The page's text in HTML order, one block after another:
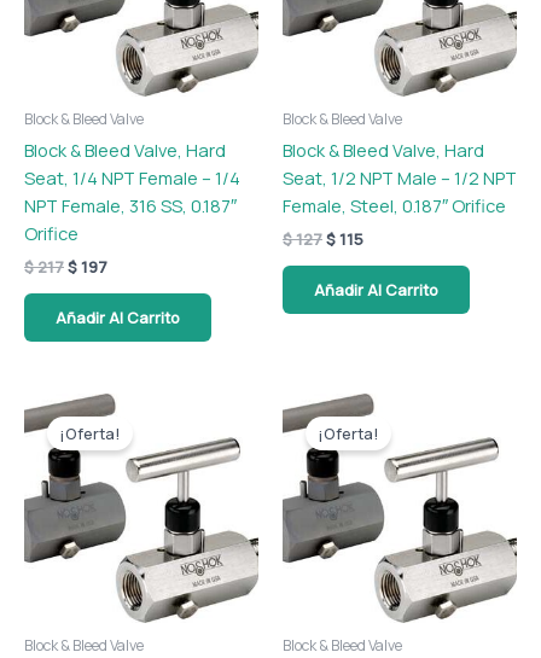
Block & Bleed Valve
Block & Bleed Valve, Hard
Seat, 1/4 NPT Female – 1/4
NPT Female, 316 SS, 0.187″
Orifice
$217$197
Añadir Al Carrito
Block & Bleed Valve
Block & Bleed Valve, Hard
Seat, 1/2 NPT Male – 1/2 NPT
Female, Steel, 0.187″ Orifice
$127$115
Añadir Al Carrito
¡Oferta!
Block & Bleed Valve
El
precio
original
era:
$ 117.
El
precio
actual
es:
$ 107.
¡Oferta!
Block & Bleed Valve
El
precio
original
era:
$ 117.
El
precio
actual
es:
$ 107.